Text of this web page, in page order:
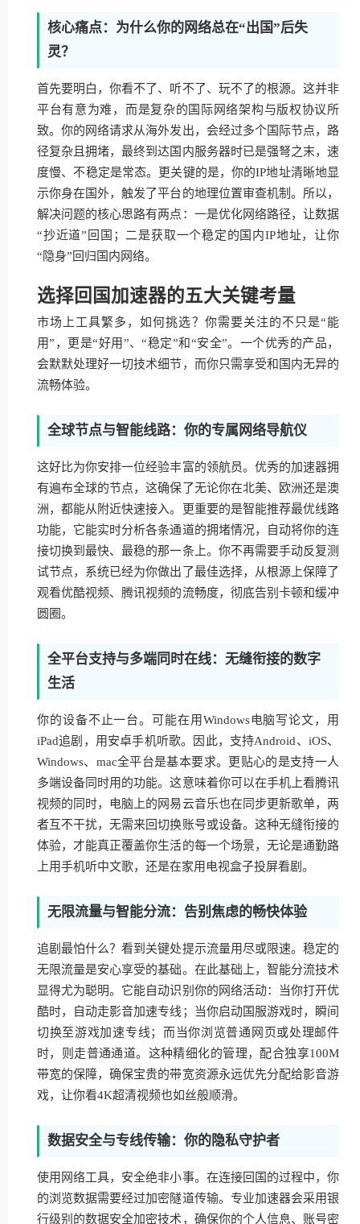
核心痛点：为什么你的网络总在“出国”后失
灵？
首先要明白，你看不了、听不了、玩不了的根源。这并非
平台有意为难，而是复杂的国际网络架构与版权协议所
致。你的网络请求从海外发出，会经过多个国际节点，路
径复杂且拥堵，最终到达国内服务器时已是强弩之末，速
度慢、不稳定是常态。更关键的是，你的IP地址清晰地显
示你身在国外，触发了平台的地理位置审查机制。所以，
解决问题的核心思路有两点：一是优化网络路径，让数据
“抄近道”回国；二是获取一个稳定的国内IP地址，让你
“隐身”回归国内网络。
选择回国加速器的五大关键考量
市场上工具繁多，如何挑选？你需要关注的不只是“能
用”，更是“好用”、“稳定”和“安全”。一个优秀的产品，
会默默处理好一切技术细节，而你只需享受和国内无异的
流畅体验。
全球节点与智能线路：你的专属网络导航仪
这好比为你安排一位经验丰富的领航员。优秀的加速器拥
有遍布全球的节点，这确保了无论你在北美、欧洲还是澳
洲，都能从附近快速接入。更重要的是智能推荐最优线路
功能，它能实时分析各条通道的拥堵情况，自动将你的连
接切换到最快、最稳的那一条上。你不再需要手动反复测
试节点，系统已经为你做出了最佳选择，从根源上保障了
观看优酷视频、腾讯视频的流畅度，彻底告别卡顿和缓冲
圆圈。
全平台支持与多端同时在线：无缝衔接的数字
生活
你的设备不止一台。可能在用Windows电脑写论文，用
iPad追剧，用安卓手机听歌。因此，支持Android、iOS、
Windows、mac全平台是基本要求。更贴心的是支持一人
多端设备同时用的功能。这意味着你可以在手机上看腾讯
视频的同时，电脑上的网易云音乐也在同步更新歌单，两
者互不干扰，无需来回切换账号或设备。这种无缝衔接的
体验，才能真正覆盖你生活的每一个场景，无论是通勤路
上用手机听中文歌，还是在家用电视盒子投屏看剧。
无限流量与智能分流：告别焦虑的畅快体验
追剧最怕什么？看到关键处提示流量用尽或限速。稳定的
无限流量是安心享受的基础。在此基础上，智能分流技术
显得尤为聪明。它能自动识别你的网络活动：当你打开优
酷时，自动走影音加速专线；当你启动国服游戏时，瞬间
切换至游戏加速专线；而当你浏览普通网页或处理邮件
时，则走普通通道。这种精细化的管理，配合独享100M
带宽的保障，确保宝贵的带宽资源永远优先分配给影音游
戏，让你看4K超清视频也如丝般顺滑。
数据安全与专线传输：你的隐私守护者
使用网络工具，安全绝非小事。在连接回国的过程中，你
的浏览数据需要经过加密隧道传输。专业加速器会采用银
行级别的数据安全加密技术，确保你的个人信息、账号密